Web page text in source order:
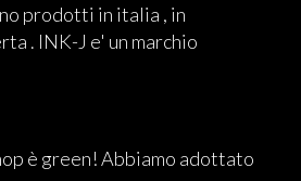
prodotti in italia , in
. INK-J e' un marchio
è green! Abbiamo adottato